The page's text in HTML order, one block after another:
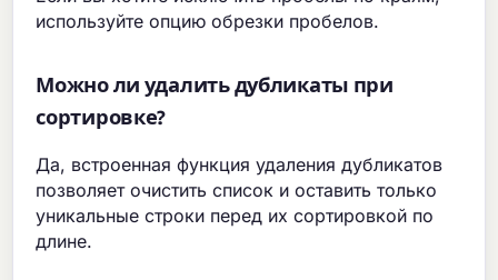
используйте опцию обрезки пробелов.
Можно ли удалить дубликаты при
сортировке?
Да, встроенная функция удаления дубликатов
позволяет очистить список и оставить только
уникальные строки перед их сортировкой по
длине.